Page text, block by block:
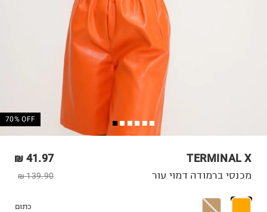
70% OFF
TERMINAL X
41.97 ₪
139.90 ₪ מכנסי ברמודה דמוי עור
כתום